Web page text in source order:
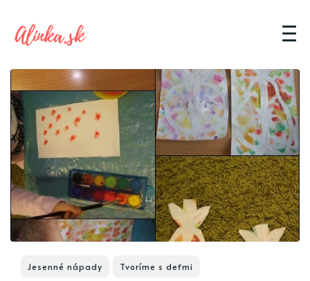
Jesenné nápady Tvoríme s deťmi